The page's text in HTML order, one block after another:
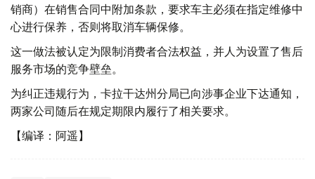
销商）在销售合同中附加条款，要求车主必须在指定维修中
心进行保养，否则将取消车辆保修。
这一做法被认定为限制消费者合法权益，并人为设置了售后
服务市场的竞争壁垒。
为纠正违规行为，卡拉干达州分局已向涉事企业下达通知，
两家公司随后在规定期限内履行了相关要求。
【编译：阿遥】